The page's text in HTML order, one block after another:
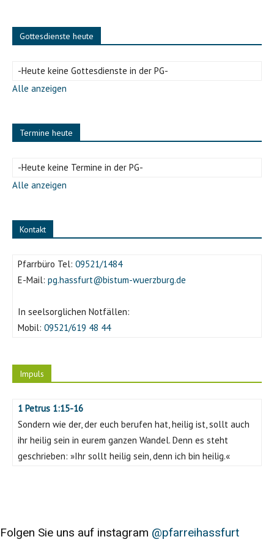
Gottesdienste heute
-Heute keine Gottesdienste in der PG-
Alle anzeigen
Termine heute
-Heute keine Termine in der PG-
Alle anzeigen
Kontakt
Pfarrbüro Tel: 09521/1484
E-Mail: pg.hassfurt@bistum-wuerzburg.de
In seelsorglichen Notfällen:
Mobil: 09521/619 48 44
Impuls
1 Petrus 1:15-16
Sondern wie der, der euch berufen hat, heilig ist, sollt auch
ihr heilig sein in eurem ganzen Wandel. Denn es steht
geschrieben: »Ihr sollt heilig sein, denn ich bin heilig.«
Folgen Sie uns auf instagram @pfarreihassfurt